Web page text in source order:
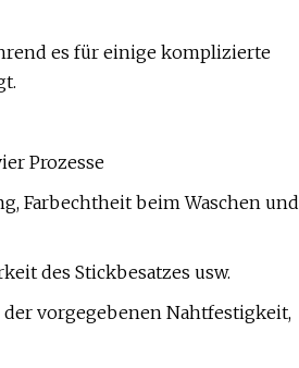
es für einige komplizierte
Prozesse
Farbechtheit beim Waschen und
des Stickbesatzes usw.
vorgegebenen Nahtfestigkeit,